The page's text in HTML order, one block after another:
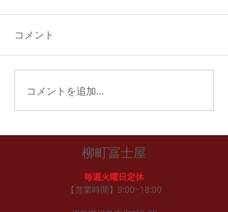
おかげさまで、今年の福おせ
ちご予約分は完売いたしまし
た。 ご予約いただいたお客様
には、31日午後より引き渡
し、配達となります。
コメント
コメントを追加…
柳町冨士屋
毎週火曜日定休
【営業時間】9:00~18:00